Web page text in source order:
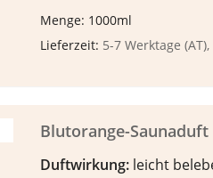
Menge: 1000ml
Lieferzeit: 5-7 Werktage
Blutorange-Saunaduft
Duftwirkung: leicht